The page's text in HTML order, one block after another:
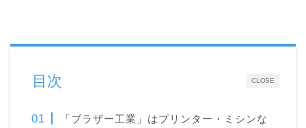
CLOSE
目次
「ブラザー工業」はプリンター・ミシンな